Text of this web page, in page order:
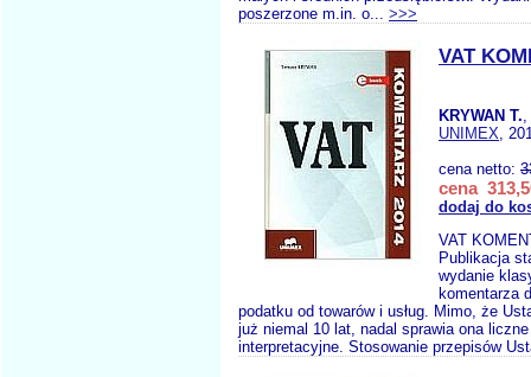
poszerzone m.in. o... >>>
VAT
KRYWAN T.,
UNIMEX,
cena netto:
cena
dodaj do
VAT
Publikacja
wydanie
komentarza
podatku od towarów i usług. Mimo, że
już niemal 10 lat, nadal sprawia ona
interpretacyjne. Stosowanie przepisów